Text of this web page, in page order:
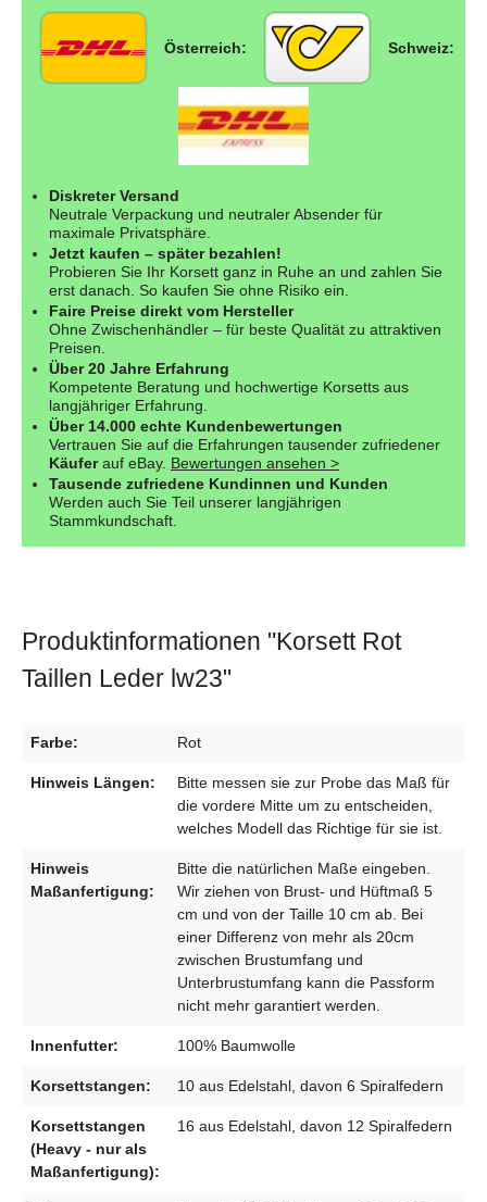
Österreich: Schweiz:
Diskreter Versand
Neutrale Verpackung und neutraler Absender für
maximale Privatsphäre.
Jetzt kaufen – später bezahlen!
Probieren Sie Ihr Korsett ganz in Ruhe an und zahlen Sie
erst danach. So kaufen Sie ohne Risiko ein.
Faire Preise direkt vom Hersteller
Ohne Zwischenhändler – für beste Qualität zu attraktiven
Preisen.
Über 20 Jahre Erfahrung
Kompetente Beratung und hochwertige Korsetts aus
langjähriger Erfahrung.
Über 14.000 echte Kundenbewertungen
Vertrauen Sie auf die Erfahrungen tausender zufriedener
Käuferauf eBay. Bewertungen ansehen >
Tausende zufriedene Kundinnen und Kunden
Werden auch Sie Teil unserer langjährigen
Stammkundschaft.
Produktinformationen "Korsett Rot
Taillen Leder lw23"
Farbe: Rot
Hinweis Längen:
Bitte messen sie zur Probe das Maß für
die vordere Mitte um zu entscheiden,
welches Modell das Richtige für sie ist.
Hinweis
Maßanfertigung:
Bitte die natürlichen Maße eingeben.
Wir ziehen von Brust- und Hüftmaß 5
cm und von der Taille 10 cm ab. Bei
einer Differenz von mehr als 20cm
zwischen Brustumfang und
Unterbrustumfang kann die Passform
nicht mehr garantiert werden.
Innenfutter: 100% Baumwolle
Korsettstangen: 10 aus Edelstahl, davon 6 Spiralfedern
Korsettstangen
(Heavy - nur als
Maßanfertigung):
16 aus Edelstahl, davon 12 Spiralfedern